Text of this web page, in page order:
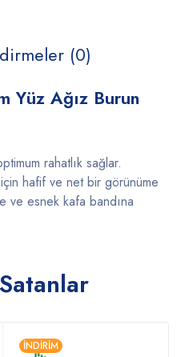
(0)
Yüz Ağız Burun
rahatlık sağlar.
için hafif ve net bir görünüme
ve esnek kafa bandına
İNDIRIM